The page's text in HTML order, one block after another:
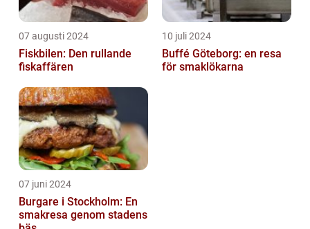
07 augusti 2024
Fiskbilen: Den rullande
fiskaffären
10 juli 2024
Buffé Göteborg: en resa
för smaklökarna
07 juni 2024
Burgare i Stockholm: En
smakresa genom stadens